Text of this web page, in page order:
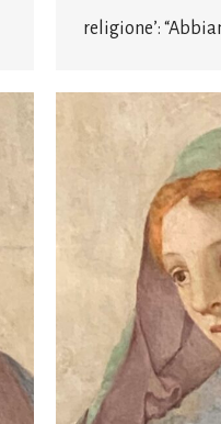
religione’: